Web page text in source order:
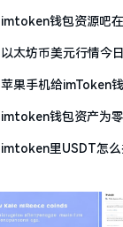
imtoken钱包资源吧
以太坊币美元行情今
苹果手机给imToken
imtoken钱包资产为
imtoken里USDT怎么